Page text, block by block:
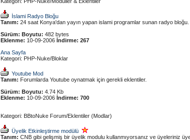
İslami Radyo Bloğu
Tanım: 24 saat Konya'dan yayın yapan islami programlar sunan radyo bloğu.
Sürüm: Boyutu: 482 bytes
Eklenme: 10-09-2006 İndirme: 267
Ana Sayfa
Kategori: PHP-Nuke/Bloklar
Youtube Mod
Tanım: Forumlarda Youtube oynatmak için gerekli eklentiler.
Sürüm: Boyutu: 4.74 Kb
Eklenme: 10-09-2006 İndirme: 700
Kategori: BBtoNuke Forum/Eklentiler (Modlar)
Üyelik Etkinleştirme modülü
Tanım: CNB gibi gelişmiş bir üyelik modulu kullanmıyorsanız ve üyeleriniz